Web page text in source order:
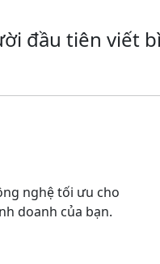
đầu tiên viết
nghệ tối ưu cho
doanh của bạn.